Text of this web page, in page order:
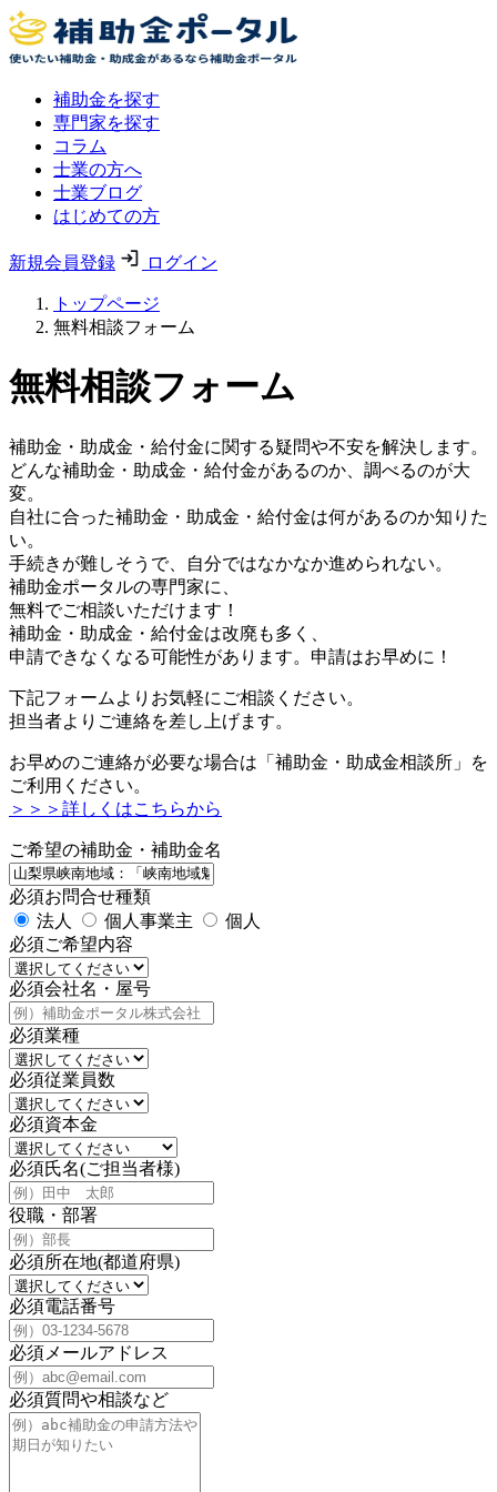
補助金を探す
専門家を探す
コラム
士業の方へ
士業ブログ
はじめての方
新規会員登録 ログイン
トップページ
無料相談フォーム
無料相談フォーム
補助金・助成金・給付金に関する疑問や不安を解決します。
どんな補助金・助成金・給付金があるのか、調べるのが大
変。
自社に合った補助金・助成金・給付金は何があるのか知りた
い。
手続きが難しそうで、自分ではなかなか進められない。
補助金ポータルの専門家に、
無料でご相談いただけます！
補助金・助成金・給付金は改廃も多く、
申請できなくなる可能性があります。申請はお早めに！
下記フォームよりお気軽にご相談ください。
担当者よりご連絡を差し上げます。
お早めのご連絡が必要な場合は「補助金・助成金相談所」を
ご利用ください。
＞＞＞詳しくはこちらから
ご希望の補助金・補助金名
必須お問合せ種類
法人
個人事業主
個人
必須ご希望内容
必須会社名・屋号
必須業種
必須従業員数
必須資本金
必須氏名(ご担当者様)
役職・部署
必須所在地(都道府県)
必須電話番号
必須 メールアドレス
必須質問や相談など